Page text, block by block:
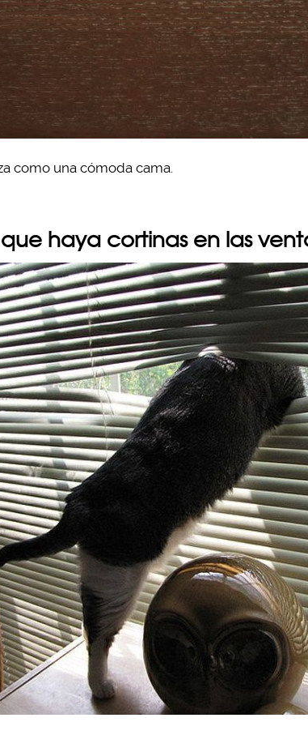
como una cómoda cama.
haya cortinas en las